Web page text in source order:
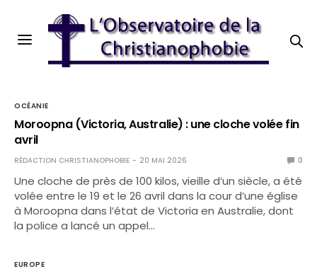
OCÉANIE
Moroopna (Victoria, Australie) : une cloche volée fin
avril
RÉDACTION CHRISTIANOPHOBIE 20 MAI 2026 0
Une cloche de près de 100 kilos, vieille d’un siècle, a été
volée entre le 19 et le 26 avril dans la cour d’une église
à Moroopna dans l’état de Victoria en Australie, dont
la police a lancé un appel…
EUROPE